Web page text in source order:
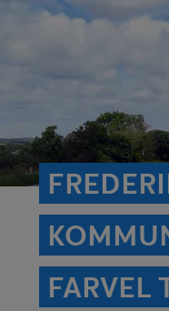
FARVEL